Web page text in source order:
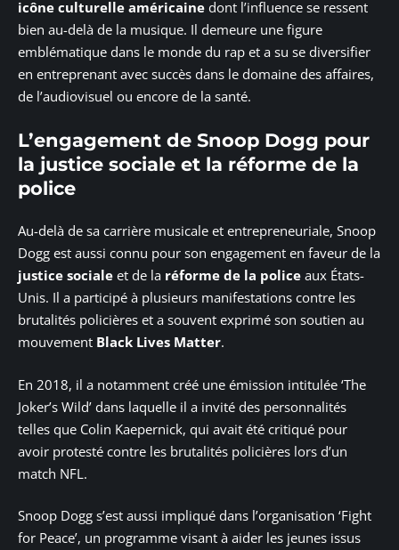
icône culturelle américaine dont l’influence se ressent
bien au-delà de la musique. Il demeure une figure
emblématique dans le monde du rap et a su se diversifier
en entreprenant avec succès dans le domaine des affaires,
de l’audiovisuel ou encore de la santé.
L’engagement de Snoop Dogg pour
la justice sociale et la réforme de la
police
Au-delà de sa carrière musicale et entrepreneuriale, Snoop
Dogg est aussi connu pour son engagement en faveur de la
justice sociale et de la réforme de la police aux États-
Unis. Il a participé à plusieurs manifestations contre les
brutalités policières et a souvent exprimé son soutien au
mouvement Black Lives Matter.
En 2018, il a notamment créé une émission intitulée ‘The
Joker’s Wild’ dans laquelle il a invité des personnalités
telles que Colin Kaepernick, qui avait été critiqué pour
avoir protesté contre les brutalités policières lors d’un
match NFL.
Snoop Dogg s’est aussi impliqué dans l’organisation ‘Fight
for Peace’, un programme visant à aider les jeunes issus